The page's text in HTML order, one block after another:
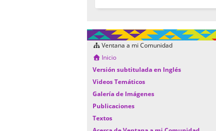
Ventana a mi Comunidad
Inicio
Versión subtitulada en Inglés
Videos Temáticos
Galería de Imágenes
Publicaciones
Textos